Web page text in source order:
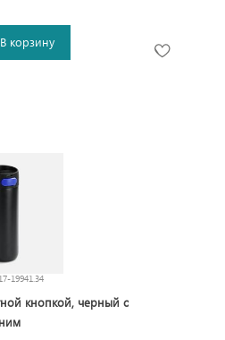
В корзину
17-19941.34
кнопкой, черный с